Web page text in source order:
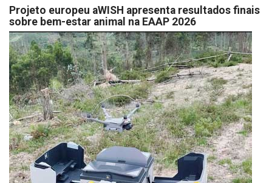
Projeto europeu aWISH apresenta resultados finais
sobre bem-estar animal na EAAP 2026